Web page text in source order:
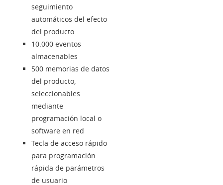
seguimiento
automáticos del efecto
del producto
10.000 eventos
almacenables
500 memorias de datos
del producto,
seleccionables
mediante
programación local o
software en red
Tecla de acceso rápido
para programación
rápida de parámetros
de usuario